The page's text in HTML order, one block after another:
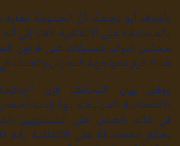
وأضاف أبو نجمة، أنّ الحكومة لغاية
بالمصادقة على الاتفاقية، لافتا إلى
مجلس النواب تعديلات على قانون
هناك قرار لمواجهة التحرش والعنف
ووفق بيان التحالف فإن "جائحة
الاقتصادية المرتبطة بها زادت
في عالم العمل على المستويين